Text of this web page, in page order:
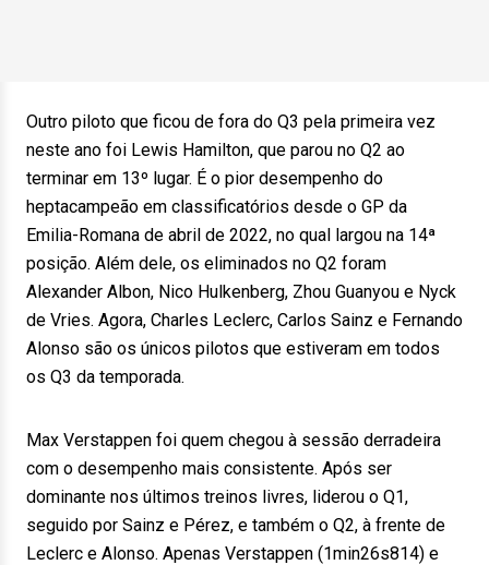
Outro piloto que ficou de fora do Q3 pela primeira vez
neste ano foi Lewis Hamilton, que parou no Q2 ao
terminar em 13º lugar. É o pior desempenho do
heptacampeão em classificatórios desde o GP da
Emilia-Romana de abril de 2022, no qual largou na 14ª
posição. Além dele, os eliminados no Q2 foram
Alexander Albon, Nico Hulkenberg, Zhou Guanyou e Nyck
de Vries. Agora, Charles Leclerc, Carlos Sainz e Fernando
Alonso são os únicos pilotos que estiveram em todos
os Q3 da temporada.
Max Verstappen foi quem chegou à sessão derradeira
com o desempenho mais consistente. Após ser
dominante nos últimos treinos livres, liderou o Q1,
seguido por Sainz e Pérez, e também o Q2, à frente de
Leclerc e Alonso. Apenas Verstappen (1min26s814) e